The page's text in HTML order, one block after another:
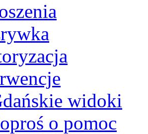
widoki
o pomoc